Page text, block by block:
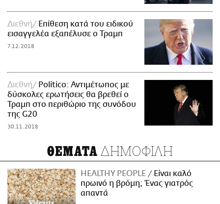
Διεθνή
Επίθεση κατά του ειδικού
εισαγγελέα εξαπέλυσε ο Τραμπ
7.12.2018
Διεθνή
Politico: Αντιμέτωπος με
δύσκολες ερωτήσεις θα βρεθεί ο
Τραμπ στο περιθώριο της συνόδου
της G20
30.11.2018
ΘΕΜΑΤΑ ΔΗΜΟΦΙΛΗ
HEALTHY PEOPLE
Είναι καλό
πρωινό η βρόμη; Ένας γιατρός
απαντά